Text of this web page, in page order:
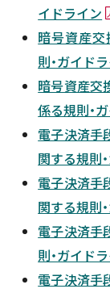
新着情報
採用情報
お問い合わせ
イドライン
暗号資産
則・ガイド
暗号資産交
係る規則・
電子決済手
関する規則
電子決済手
関する規則
電子決済手
則・ガイド
電子決済手